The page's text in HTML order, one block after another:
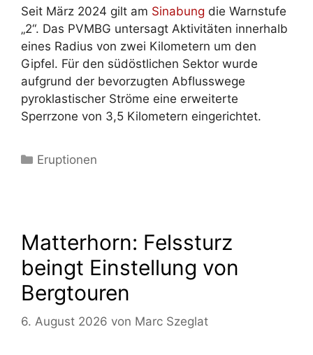
Seit März 2024 gilt am Sinabung die Warnstufe
„2“. Das PVMBG untersagt Aktivitäten innerhalb
eines Radius von zwei Kilometern um den
Gipfel. Für den südöstlichen Sektor wurde
aufgrund der bevorzugten Abflusswege
pyroklastischer Ströme eine erweiterte
Sperrzone von 3,5 Kilometern eingerichtet.
Kategorien
Eruptionen
Matterhorn: Felssturz
beingt Einstellung von
Bergtouren
6. August 2026 von Marc Szeglat